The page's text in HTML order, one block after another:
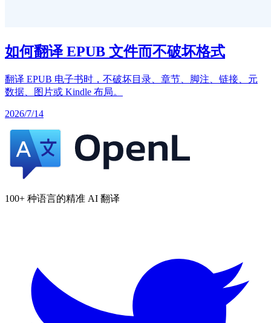
如何翻译 EPUB 文件而不破坏格式
翻译 EPUB 电子书时，不破坏目录、章节、脚注、链接、元
数据、图片或 Kindle 布局。
2026/7/14
100+ 种语言的精准 AI 翻译